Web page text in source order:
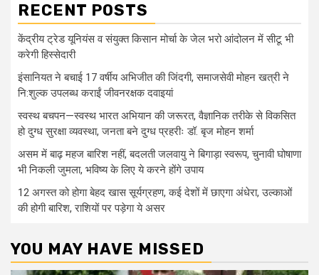
RECENT POSTS
केंद्रीय ट्रेड यूनियंस व संयुक्त किसान मोर्चा के जेल भरो आंदोलन में सीटू भी
करेगी हिस्सेदारी
इंसानियत ने बचाई 17 वर्षीय अभिजीत की जिंदगी, समाजसेवी मोहन खत्री ने
नि:शुल्क उपलब्ध कराईं जीवनरक्षक दवाइयां
स्वस्थ बचपन—स्वस्थ भारत अभियान की जरूरत, वैज्ञानिक तरीके से विकसित
हो दुग्ध सुरक्षा व्यवस्था, जनता बने दुग्ध प्रहरीः डॉ. बृज मोहन शर्मा
असम में बाढ़ महज बारिश नहीं, बदलती जलवायु ने बिगाड़ा स्वरूप, चुनावी घोषाणा
भी निकली जुमला, भविष्य के लिए ये करने होंगे उपाय
12 अगस्त को होगा बेहद खास सूर्यग्रहण, कई देशों में छाएगा अंधेरा, उल्काओं
की होगी बारिश, राशियों पर पड़ेगा ये असर
YOU MAY HAVE MISSED